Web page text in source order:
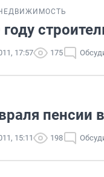
17:57 175
пенсии
15:11 198